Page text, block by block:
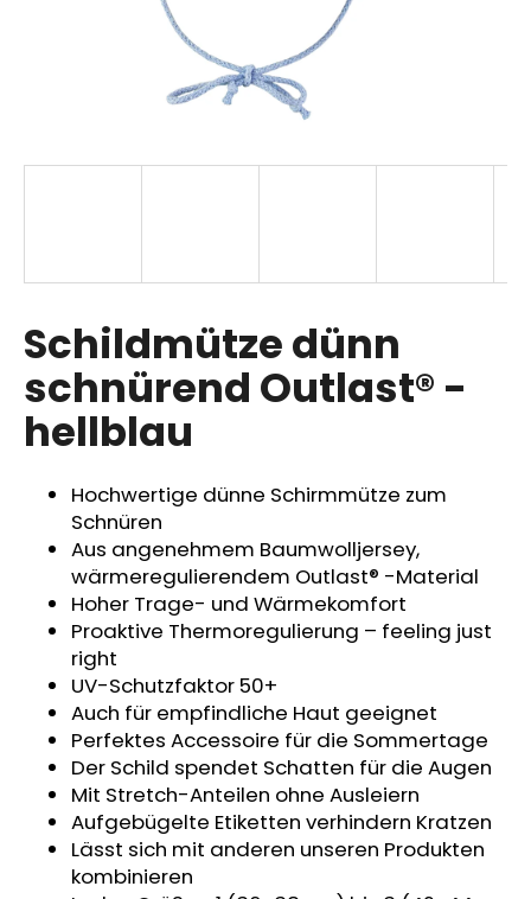
Schildmütze dünn
schnürend Outlast® -
hellblau
Hochwertige dünne Schirmmütze zum
Schnüren
Aus angenehmem Baumwolljersey,
wärmeregulierendem Outlast® -Material
Hoher Trage- und Wärmekomfort
Proaktive Thermoregulierung – feeling just
right
UV-Schutzfaktor 50+
Auch für empfindliche Haut geeignet
Perfektes Accessoire für die Sommertage
Der Schild spendet Schatten für die Augen
Mit Stretch-Anteilen ohne Ausleiern
Aufgebügelte Etiketten verhindern Kratzen
Lässt sich mit anderen unseren Produkten
kombinieren
SUCHEN
p
f
e
h
e
KINDERSITZUNTERLAGE
OUTLAST®
GRAU
MELIERT
€24,90